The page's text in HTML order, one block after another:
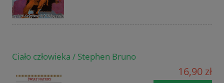
Ciało człowieka / Stephen Bruno
16,90 zł